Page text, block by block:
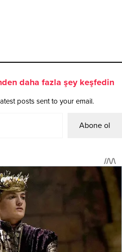
daha fazla şey keşfedin
posts sent to your email.
Abone ol